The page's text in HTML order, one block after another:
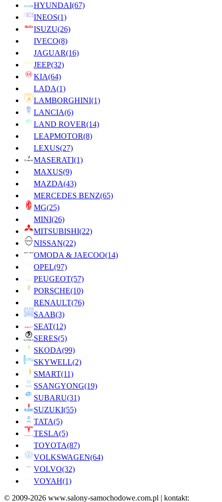
HYUNDAI(67)
INEOS(1)
ISUZU(26)
IVECO(8)
JAGUAR(16)
JEEP(32)
KIA(64)
LADA(1)
LAMBORGHINI(1)
LANCIA(6)
LAND ROVER(14)
LEAPMOTOR(8)
LEXUS(27)
MASERATI(1)
MAXUS(9)
MAZDA(43)
MERCEDES BENZ(65)
MG(25)
MINI(26)
MITSUBISHI(22)
NISSAN(22)
OMODA & JAECOO(14)
OPEL(97)
PEUGEOT(57)
PORSCHE(10)
RENAULT(76)
SAAB(3)
SEAT(12)
SERES(5)
SKODA(99)
SKYWELL(2)
SMART(11)
SSANGYONG(19)
SUBARU(31)
SUZUKI(55)
TATA(5)
TESLA(5)
TOYOTA(87)
VOLKSWAGEN(64)
VOLVO(32)
VOYAH(1)
© 2009-2026 www.salony-samochodowe.com.pl | kontakt: